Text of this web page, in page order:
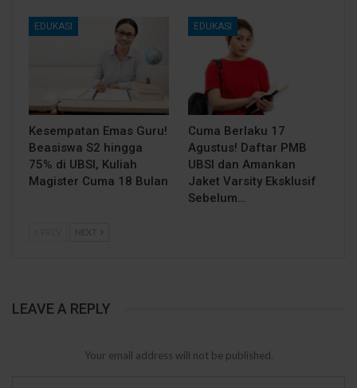
EDUKASI
Kesempatan Emas Guru!
Beasiswa S2 hingga
75% di UBSI, Kuliah
Magister Cuma 18 Bulan
EDUKASI
Cuma Berlaku 17
Agustus! Daftar PMB
UBSI dan Amankan
Jaket Varsity Eksklusif
Sebelum…
NEXT
LEAVE A REPLY
Your email address will not be published.